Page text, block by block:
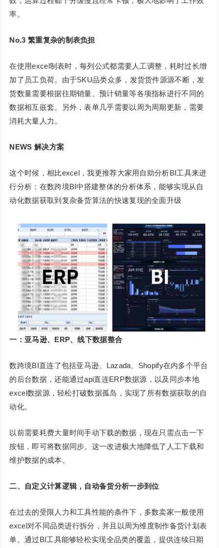
率。
No.3 繁重复杂的制表负担
在使用excel制表时，每列公式都需要人工调整，耗时过长增
加了员工负荷。由于SKU品类众多，发货货件源源不断，发
货数量需要根据往期销量、预计销量等各项指标进行不同的
数据相互嵌套。另外，表单几乎需要以周为周期更新，需要
消耗大量人力。
NEWS 解决方案
这个时候，相比excel，我更推荐大家用自助分析BI工具来进
行分析：在数跨境BI中搭建整体的分析体系，能够实现从自
动化数据获取到复杂备货算法的快速复现的全面升级
一：亚马逊、ERP、线下数据整合
数跨境BI直连了包括亚马逊、Lazada、Shopify在内多个平台
的后台数据，还能通过api直连ERP数据源，以及同步本地
excel数据源，轻松打破数据孤岛，实现了所有数据获取的自
动化。
以前需要耗费大量时间手动下载的数据，现在只需点击一下
按钮，即可将数据同步。这一改进极大地降低了人工下载和
维护数据的成本。
二、 自定义计算逻辑，自动备货分析一步到位
在过去的受限人力和工具性能的条件下，多数卖家一般使用
excel对不同品类进行拆分，并且以周为维度制作备货计划表
单。通过BI工具能够轻松实现全品类的覆盖，提供连续日期